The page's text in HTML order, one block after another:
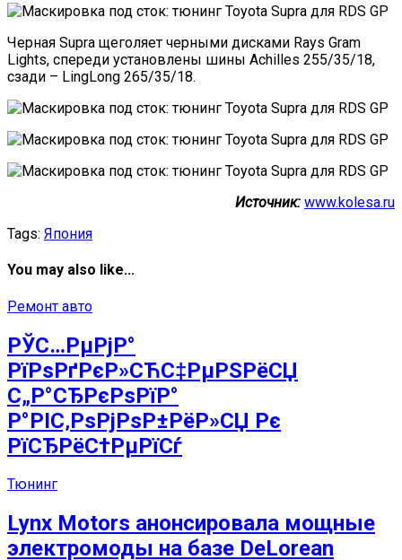
Черная Supra щеголяет черными дисками Rays Gram
Lights, спереди установлены шины Achilles 255/35/18,
сзади – LingLong 265/35/18.
Источник: www.kolesa.ru
Tags: Япония
You may also like...
Ремонт авто
РЎС…РµРјР°
РїРѕРґРєР»СЋС‡РµРЅРёСЏ
С„Р°СЂРєРѕРїР°
Р°РІС‚РѕРјРѕР±РёР»СЏ Рє
РїСЂРёС†РµРїСѓ
Тюнинг
Lynx Motors анонсировала мощные
электромоды на базе DeLorean